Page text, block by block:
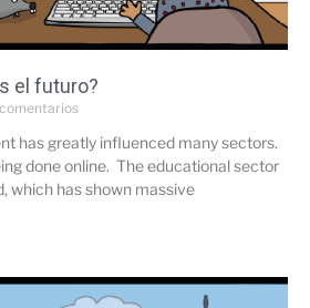
el futuro?
has greatly influenced many sectors.
done online. The educational sector
which has shown massive